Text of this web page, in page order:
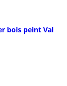
bois peint Val